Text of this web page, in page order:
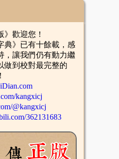
歡迎您！
》已有十餘載，感
，讓我們仍有動力繼
做到校對最完整的
kangxicj
@kangxicj
362131683